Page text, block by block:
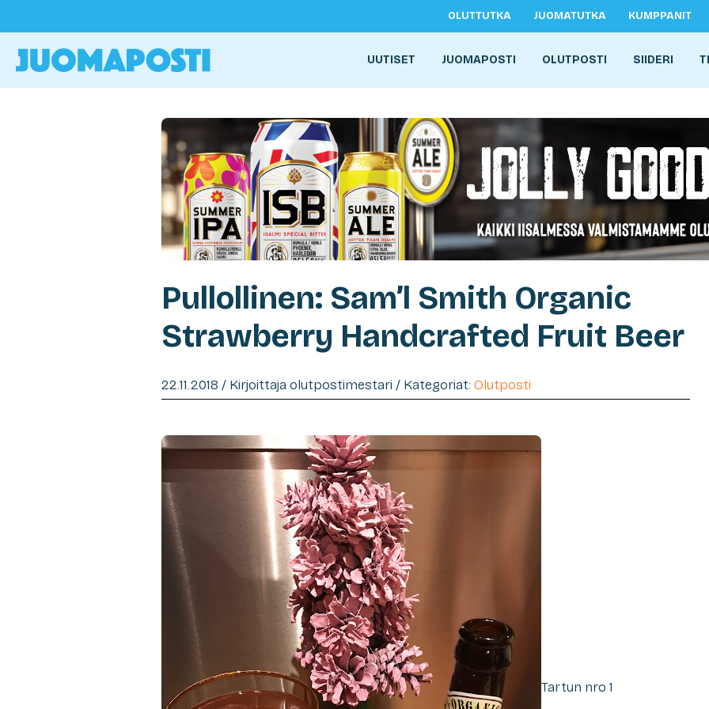
OLUTTUTKA JUOMATUTKA KUMPPANIT
UUTISET JUOMAPOSTI OLUTPOSTI SIIDERI
Pullollinen: Sam’l Smith Organic
Strawberry Handcrafted Fruit Beer
22.11.2018 / Kirjoittaja olutpostimestari / Kategoriat: Olutposti
Tartun nro 1